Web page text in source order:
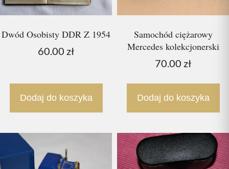
Dwód Osobisty DDR Z 1954
60.00 zł
Dodaj do koszyka
Samochód ciężarowy
Mercedes kolekcjonerski
70.00 zł
Dodaj do koszyka